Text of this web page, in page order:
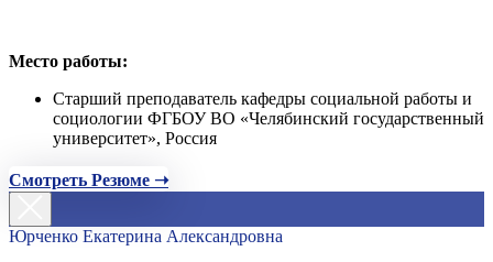
Место работы:
Старший преподаватель кафедры социальной работы и
социологии ФГБОУ ВО «Челябинский государственный
университет», Россия
Смотреть Резюме ➝
Юрченко Екатерина Александровна